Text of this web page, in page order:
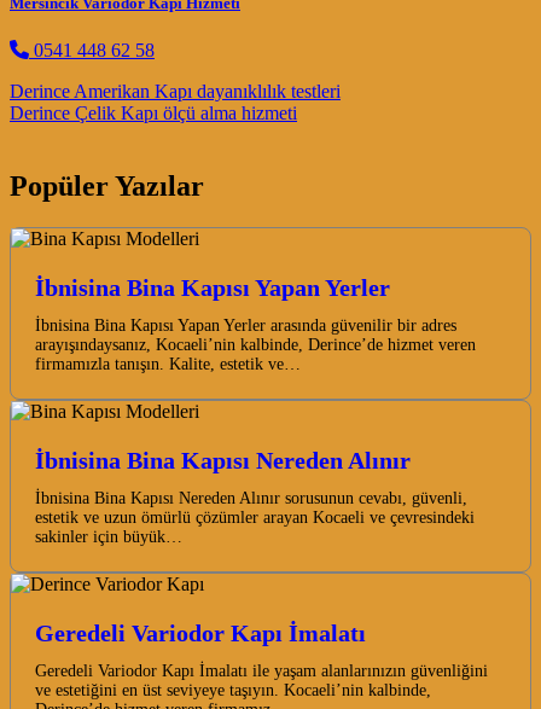
0541 448 62 58
Post navigation
Derince Amerikan Kapı dayanıklılık testleri
Derince Çelik Kapı ölçü alma hizmeti
Popüler Yazılar
İbnisina Bina Kapısı Yapan Yerler
İbnisina Bina Kapısı Yapan Yerler arasında güvenilir bir adres
arayışındaysanız, Kocaeli’nin kalbinde, Derince’de hizmet veren
firmamızla tanışın. Kalite, estetik ve…
İbnisina Bina Kapısı Nereden Alınır
İbnisina Bina Kapısı Nereden Alınır sorusunun cevabı, güvenli,
estetik ve uzun ömürlü çözümler arayan Kocaeli ve çevresindeki
sakinler için büyük…
Geredeli Variodor Kapı İmalatı
Geredeli Variodor Kapı İmalatı ile yaşam alanlarınızın güvenliğini
ve estetiğini en üst seviyeye taşıyın. Kocaeli’nin kalbinde,